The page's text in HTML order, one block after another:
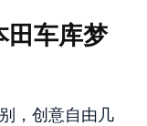
田车库梦
，创意自由几